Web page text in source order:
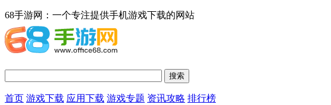
68手游网：一个专注提供手机游戏下载的网站
首页 游戏下载 应用下载 游戏专题 资讯攻略 排行榜